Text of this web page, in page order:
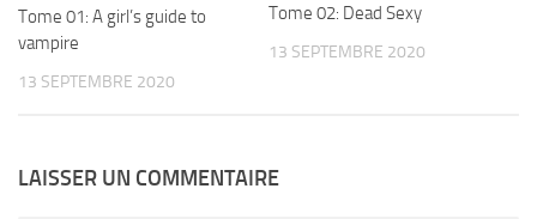
Tome 01: A girl’s guide to
vampire
13 SEPTEMBRE 2020
Tome 02: Dead Sexy
13 SEPTEMBRE 2020
LAISSER UN COMMENTAIRE